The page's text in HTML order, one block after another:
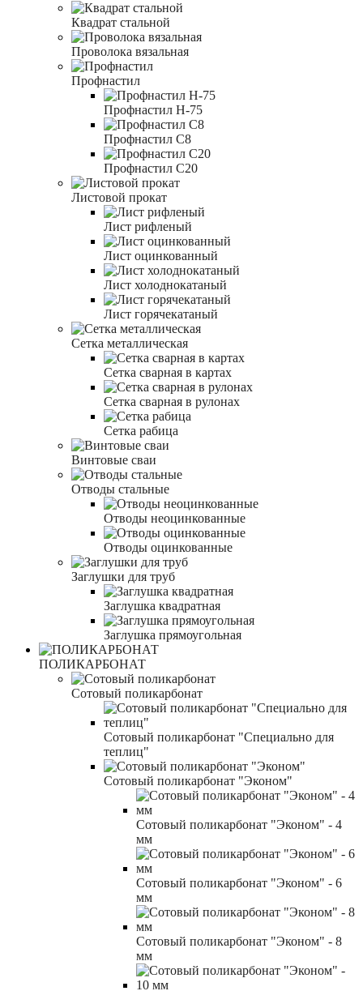
Квадрат стальной
Проволока вязальная
Профнастил
Профнастил Н-75
Профнастил С8
Профнастил С20
Листовой прокат
Лист рифленый
Лист оцинкованный
Лист холоднокатаный
Лист горячекатаный
Сетка металлическая
Сетка сварная в картах
Сетка сварная в рулонах
Сетка рабица
Винтовые сваи
Отводы стальные
Отводы неоцинкованные
Отводы оцинкованные
Заглушки для труб
Заглушка квадратная
Заглушка прямоугольная
ПОЛИКАРБОНАТ
Сотовый поликарбонат
Сотовый поликарбонат "Специально для
теплиц"
Сотовый поликарбонат "Эконом"
Сотовый поликарбонат "Эконом" - 4
мм
Сотовый поликарбонат "Эконом" - 6
мм
Сотовый поликарбонат "Эконом" - 8
мм